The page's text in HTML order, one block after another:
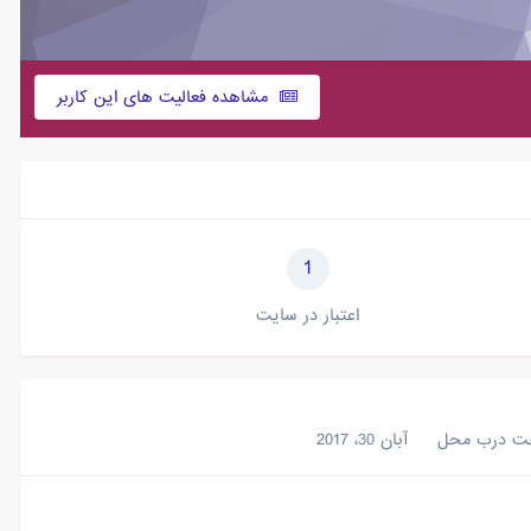
مشاهده فعالیت های این کاربر
1
اعتبار در سایت
درب محل آبان 30، 2017